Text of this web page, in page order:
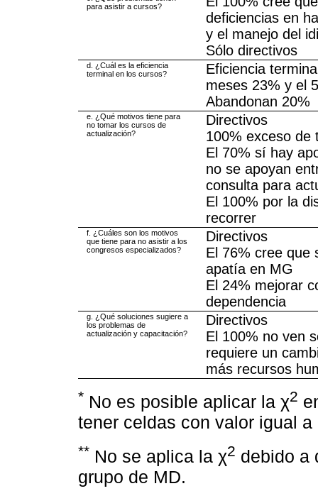
para asistir a cursos?
deficiencias en
y el manejo del
Sólo directivos
d. ¿Cuál es la eficiencia
terminal en los cursos?
Eficiencia
meses 23% y el
Abandonan 20%
e. ¿Qué motivos tiene para
no tomar los cursos de
actualización?
Directivos
100% exceso de
El 70% sí hay
no se apoyan
consulta para
El 100% por la
recorrer
f. ¿Cuáles son los motivos
que tiene para no asistir a los
congresos especializados?
Directivos
El 76% cree que
apatía en MG
El 24% mejorar
dependencia
g. ¿Qué soluciones sugiere a
los problemas de
actualización y capacitación?
Directivos
El 100% no ven
requiere un
más recursos
* No es posible aplicar la χ2
tener celdas con valor igual a
** No se aplica la χ2 debido a
grupo de MD.